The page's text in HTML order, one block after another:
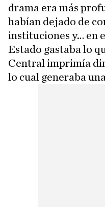
drama era más
habían dejado de
instituciones y… en
Estado gastaba lo
Central imprimía
lo cual generaba